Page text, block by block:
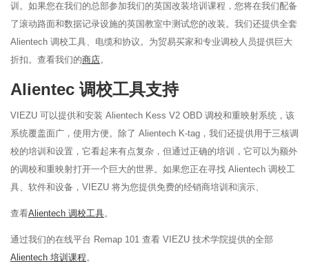
训。如果您在我们的总部参加我们的英国改装培训课程，您将在我们配备
了滚动路面和数据记录设施的英国教室中测试您的改装。我们还提供全套
Alientech 调校工具、电缆和协议。为贸易买家和专业调校人员提供巨大
折扣。查看我们的商店。
Alientec 调校工具支持
VIEZU 可以提供和安装 Alientech Kess V2 OBD 调校和重映射系统，该
系统覆盖面广，使用方便。除了 Alientech K-tag，我们还提供用于三核调
校的培训和设置，它看起来有点复杂，但通过正确的培训，它可以为额外
的调校和重映射打开一个巨大的世界。如果您正在寻找 Alientech 调校工
具、软件和设备，VIEZU 将为您提供免费的经销商培训和演示、
查看Alientech 调校工具。
通过我们的在线平台 Remap 101 查看 VIEZU 技术学院提供的全部
Alientech 培训课程 。